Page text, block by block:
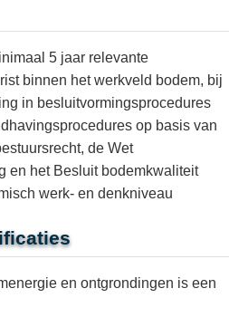
5 jaar relevante
binnen het werkveld bodem, bij
in besluitvormingsprocedures
op basis van
de Wet
en het Besluit bodemkwaliteit
werk- en denkniveau
en ontgrondingen is een